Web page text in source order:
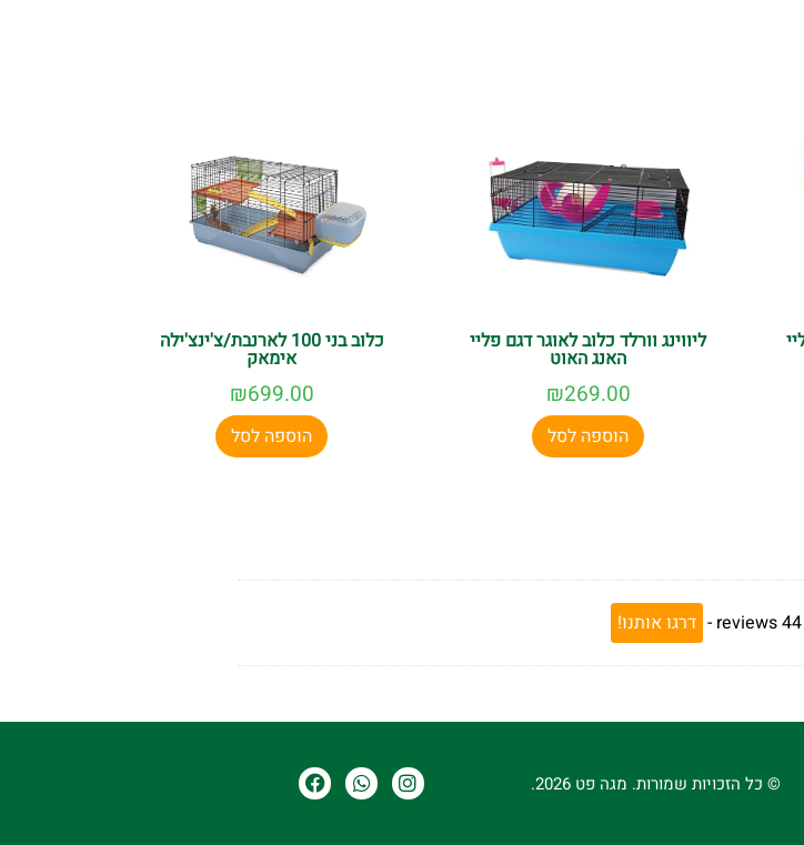
ליווינג וורלד כלוב לאוגר דגם פליי
האנג האוט
₪269.00
הוספה לסל
כלוב בני 100 לארנבת/צ'ינצ'ילה
אימאק
₪699.00
הוספה לסל
44
reviews
- דרגו אותנו!
© כל הזכויות שמורות. מגה פט 2026.